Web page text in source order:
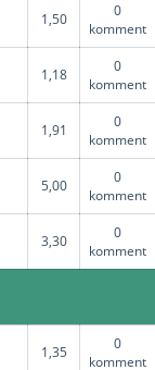
1,50
0
komment
1,18
0
komment
1,91
0
komment
5,00
0
komment
3,30
0
komment
1,35
0
komment